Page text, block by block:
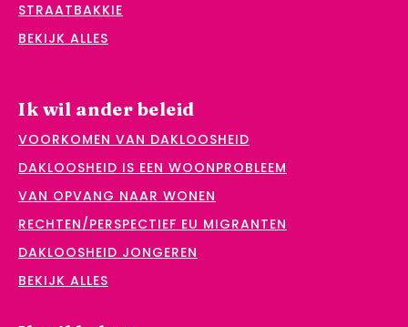
STRAATBAKKIE
BEKIJK ALLES
Ik wil ander beleid
VOORKOMEN VAN DAKLOOSHEID
DAKLOOSHEID IS EEN WOONPROBLEEM
VAN OPVANG NAAR WONEN
RECHTEN/PERSPECTIEF EU MIGRANTEN
DAKLOOSHEID JONGEREN
BEKIJK ALLES